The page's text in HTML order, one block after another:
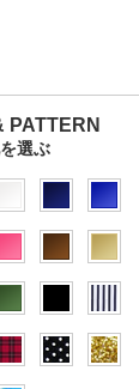
PATTERN
選ぶ